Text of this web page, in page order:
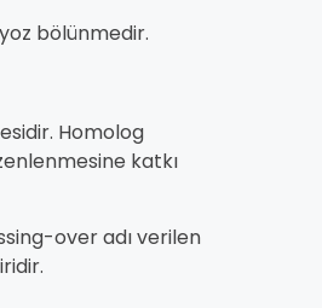
bölünmedir.
Homolog
katkı
over adı verilen